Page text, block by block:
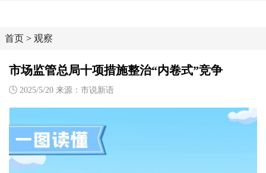
首页 > 观察
市场监管总局十项措施整治“内卷式”竞争
2025/5/20 来源：市说新语